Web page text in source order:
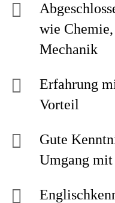
wie
Mechanik
Erfahrung
Vorteil
Gute
Umgang mit